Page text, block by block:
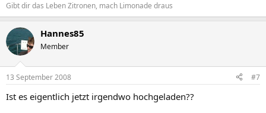
Gibt dir das Leben Zitronen, mach Limonade draus
Hannes85
Member
13 September 2008 #7
Ist es eigentlich jetzt irgendwo hochgeladen??